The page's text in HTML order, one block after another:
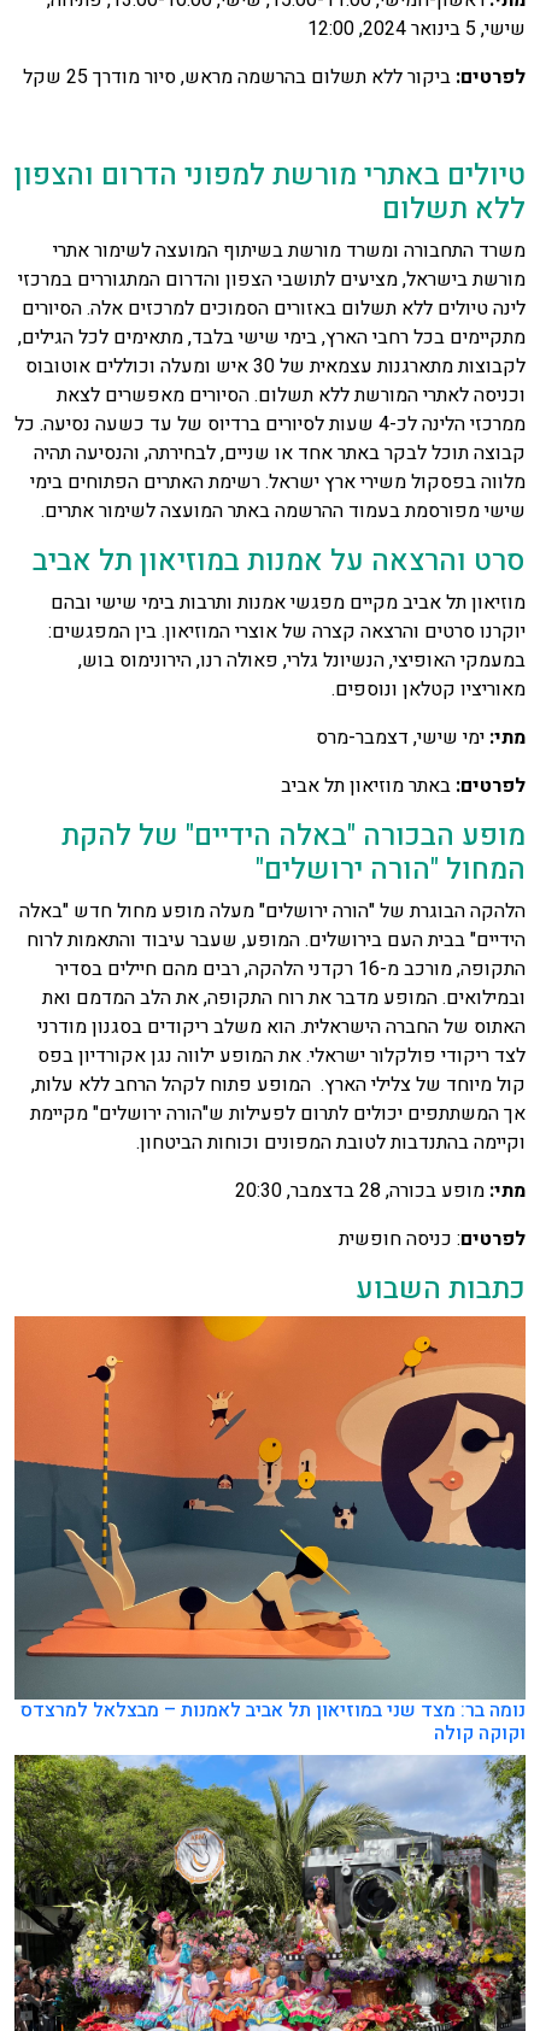
שישי, 5 בינואר 2024, 12:00
לפרטים: ביקור ללא תשלום בהרשמה מראש, סיור מודרך 25 שקל
טיולים באתרי מורשת למפוני הדרום והצפון
ללא תשלום
משרד התחבורה ומשרד מורשת בשיתוף המועצה לשימור אתרי
מורשת בישראל, מציעים לתושבי הצפון והדרום המתגוררים במרכזי
לינה טיולים ללא תשלום באזורים הסמוכים למרכזים אלה. הסיורים
מתקיימים בכל רחבי הארץ, בימי שישי בלבד, מתאימים לכל הגילים,
לקבוצות מתארגנות עצמאית של 30 איש ומעלה וכוללים אוטובוס
וכניסה לאתרי המורשת ללא תשלום. הסיורים מאפשרים לצאת
ממרכזי הלינה לכ-4 שעות לסיורים ברדיוס של עד כשעה נסיעה. כל
קבוצה תוכל לבקר באתר אחד או שניים, לבחירתה, והנסיעה תהיה
מלווה בפסקול משירי ארץ ישראל. רשימת האתרים הפתוחים בימי
שישי מפורסמת בעמוד ההרשמה באתר המועצה לשימור אתרים.
סרט והרצאה על אמנות במוזיאון תל אביב
מוזיאון תל אביב מקיים מפגשי אמנות ותרבות בימי שישי ובהם
יוקרנו סרטים והרצאה קצרה של אוצרי המוזיאון. בין המפגשים:
במעמקי האופיצי, הנשיונל גלרי, פאולה רנו, הירונימוס בוש,
מאוריציו קטלאן ונוספים.
מתי: ימי שישי, דצמבר-מרס
לפרטים: באתר מוזיאון תל אביב
מופע הבכורה "באלה הידיים" של להקת
המחול "הורה ירושלים"
הלהקה הבוגרת של "הורה ירושלים" מעלה מופע מחול חדש "באלה
הידיים" בבית העם בירושלים. המופע, שעבר עיבוד והתאמות לרוח
התקופה, מורכב מ-16 רקדני הלהקה, רבים מהם חיילים בסדיר
ובמילואים. המופע מדבר את רוח התקופה, את הלב המדמם ואת
האתוס של החברה הישראלית. הוא משלב ריקודים בסגנון מודרני
לצד ריקודי פולקלור ישראלי. את המופע ילווה נגן אקורדיון בפס
קול מיוחד של צלילי הארץ. המופע פתוח לקהל הרחב ללא עלות,
אך המשתתפים יכולים לתרום לפעילות ש"הורה ירושלים" מקיימת
וקיימה בהתנדבות לטובת המפונים וכוחות הביטחון.
מתי: מופע בכורה, 28 בדצמבר, 20:30
לפרטים: כניסה חופשית
כתבות השבוע
נומה בר: מצד שני במוזיאון תל אביב לאמנות – מבצלאל למרצדס
וקוקה קולה